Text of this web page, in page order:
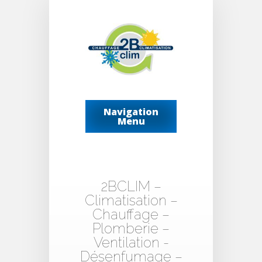
Navigation
Menu
2BCLIM –
Climatisation –
Chauffage –
Plomberie –
Ventilation -
Désenfumage –